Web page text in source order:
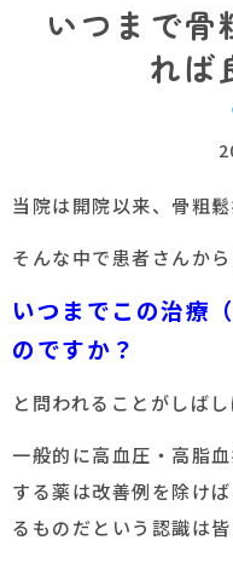
いつまで骨
れば
当院は開院以来、骨粗
そんな中で患者さんか
いつまでこの治療
のですか？
と問われることがしばし
一般的に高血圧・高脂
する薬は改善例を除け
るものだという認識は